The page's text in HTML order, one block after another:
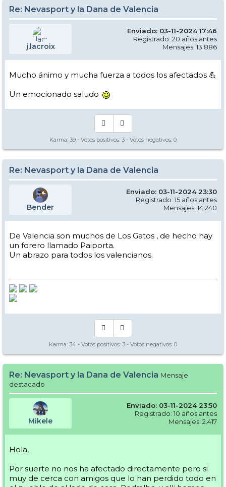
Re: Nevasport y la Dana de Valencia
j.lacroix
Enviado: 03-11-2024 17:46
Registrado: 20 años antes
Mensajes: 13.886
Mucho ánimo y mucha fuerza a todos los afectados 💪
Un emocionado saludo
Karma: 39 - Votos positivos: 3 - Votos negativos: 0
Re: Nevasport y la Dana de Valencia
Bender
Enviado: 03-11-2024 23:30
Registrado: 15 años antes
Mensajes: 14.240
De Valencia son muchos de Los Gatos , de hecho hay
un forero llamado Paiporta.
Un abrazo para todos los valencianos.
Karma: 34 - Votos positivos: 3 - Votos negativos: 0
Re: Nevasport y la Dana de Valencia Mensaje
destacado
Mikele
Enviado: 03-11-2024 23:50
Registrado: 10 años antes
Mensajes: 2.417
Hola,
Por suerte no nos ha afectado directamente pero si
muy de cerca con amigos que lo han perdido todo en